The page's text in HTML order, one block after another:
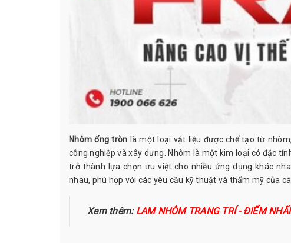
Nhôm ống tròn là một loại vật liệu được chế tạo từ
công nghiệp và xây dựng. Nhôm là một kim loại có đặc
trở thành lựa chọn ưu việt cho nhiều ứng dụng khác
nhau, phù hợp với các yêu cầu kỹ thuật và thẩm mỹ của
Xem thêm: LAM NHÔM TRANG TRÍ - ĐIỂM